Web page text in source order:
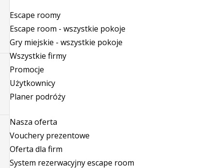
Escape roomy
Escape room - wszystkie pokoje
Gry miejskie - wszystkie pokoje
Wszystkie firmy
Promocje
Użytkownicy
Planer podróży
Nasza oferta
Vouchery prezentowe
Oferta dla firm
System rezerwacyjny escape room